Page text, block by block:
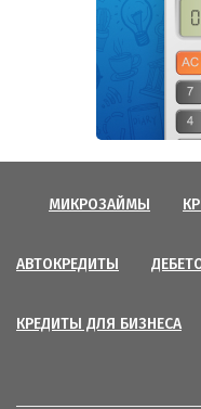
МИКРОЗАЙМЫ
АВТОКРЕДИТЫ
КРЕДИТЫ ДЛЯ БИЗНЕСА